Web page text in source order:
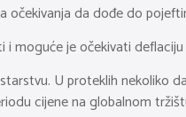
očekivanja da dođe do
moguće je očekivati
U proteklih nekoliko
cijene na globalnom